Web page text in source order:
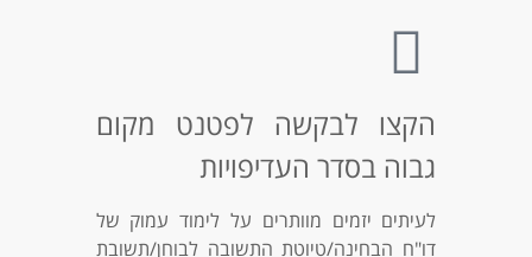
הקצו לבקשה לפטנט מקום
גבוה בסדר העדיפויות
לעיתים יזמים מוותרים על לימוד עמוק של
דו"ח הבחינה/טיוטת התשובה לבוחן/תשובת